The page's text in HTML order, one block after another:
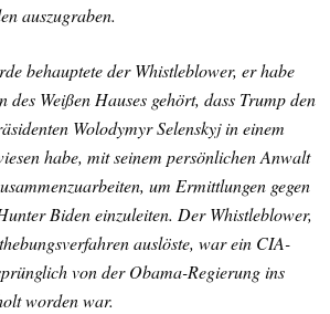
auszugraben.
behauptete der Whistleblower, er habe
des Weißen Hauses gehört, dass Trump den
Wolodymyr Selenskyj in einem
habe, mit seinem persönlichen Anwalt
um Ermittlungen gegen
Biden einzuleiten. Der Whistleblower,
auslöste, war ein CIA-
von der Obama-Regierung ins
worden war.